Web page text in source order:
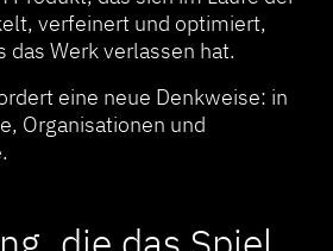
verfeinert und optimiert,
das Werk verlassen hat.
eine neue Denkweise: in
Organisationen und